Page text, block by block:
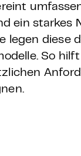
ein
legen diese
So